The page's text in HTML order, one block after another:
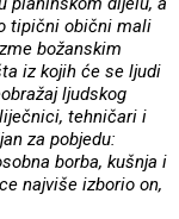
tipični obični mali
božanskim
iz kojih će se ljudi
ljudskog
tehničari i
za pobjedu:
borba, kušnja i
najviše izborio on,